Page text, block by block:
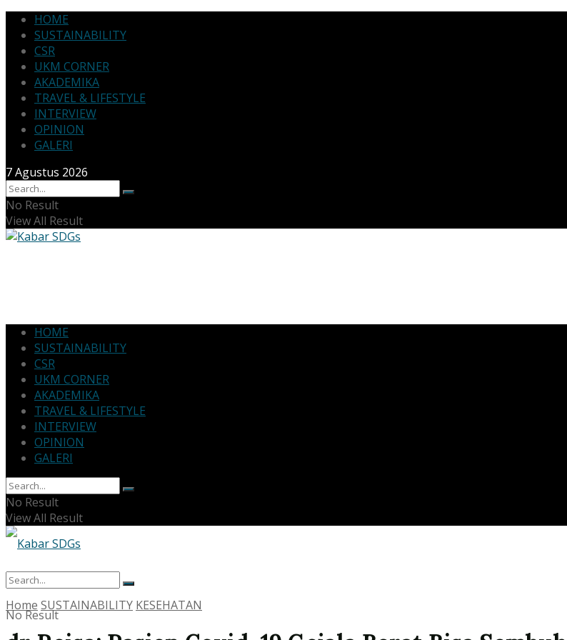
HOME
SUSTAINABILITY
CSR
UKM CORNER
AKADEMIKA
TRAVEL & LIFESTYLE
INTERVIEW
OPINION
GALERI
7 Agustus 2026
No Result
View All Result
HOME
SUSTAINABILITY
CSR
UKM CORNER
AKADEMIKA
TRAVEL & LIFESTYLE
INTERVIEW
OPINION
GALERI
No Result
View All Result
No Result
Home SUSTAINABILITY KESEHATAN